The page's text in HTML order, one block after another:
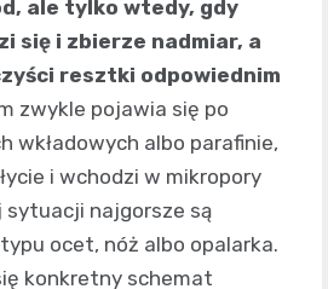
ale tylko wtedy, gdy
się i zbierze nadmiar, a
resztki odpowiednim
zwykle pojawia się po
wkładowych albo parafinie,
i wchodzi w mikropory
sytuacji najgorsze są
ocet, nóż albo opalarka.
konkretny schemat